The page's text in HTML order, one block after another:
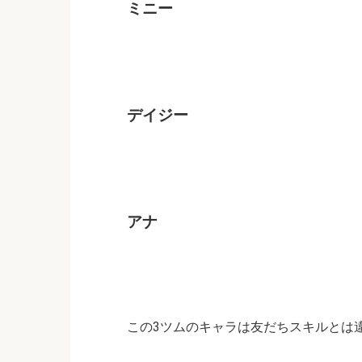
ミニー
デイジー
アナ
この3ツムのキャラは友だちスキルとは